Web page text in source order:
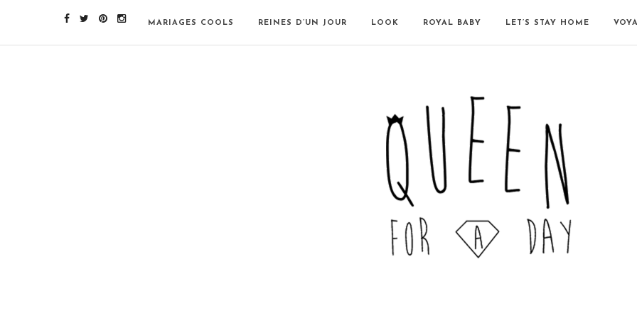
MARIAGES COOLS REINES D’UN JOUR LOOK ROYAL BABY LET’S STAY HOME